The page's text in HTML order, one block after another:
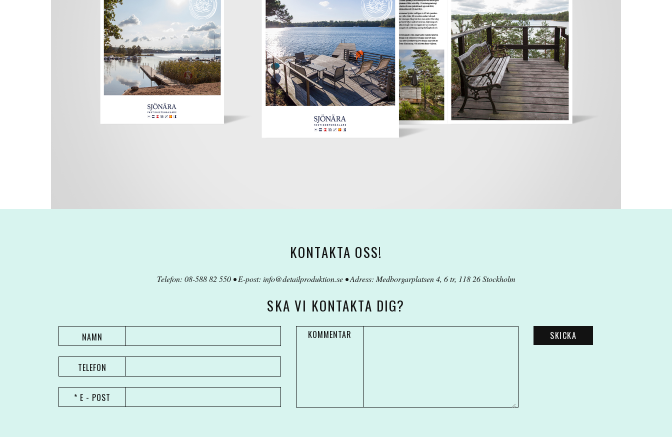
KONTAKTA OSS!
Telefon: 08-588 82 550 • E-post: info@detailproduktion.se• Adress: Medborgarplatsen 4, 6 tr, 118 26 Stockholm
SKA VI KONTAKTA DIG?
NAMN
TELEFON
* E - POST
KOMMENTAR